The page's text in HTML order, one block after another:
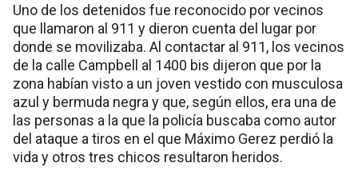
Uno de los detenidos fue reconocido por vecinos
que llamaron al 911 y dieron cuenta del lugar por
donde se movilizaba. Al contactar al 911, los vecinos
de la calle Campbell al 1400 bis dijeron que por la
zona habían visto a un joven vestido con musculosa
azul y bermuda negra y que, según ellos, era una de
las personas a la que la policía buscaba como autor
del ataque a tiros en el que Máximo Gerez perdió la
vida y otros tres chicos resultaron heridos.